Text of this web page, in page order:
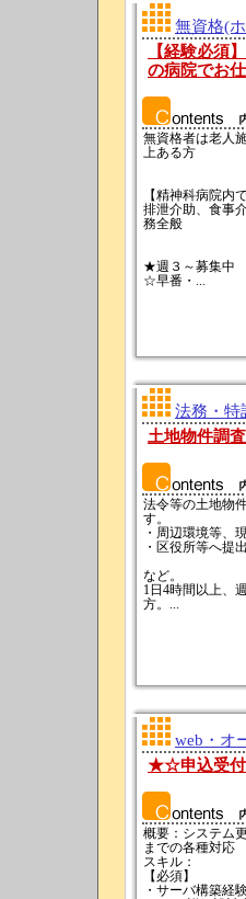
無資格(
【経験必須
の病院でお
無資格者は老人
上ある方
【精神科病院内
排泄介助、食事
務全般
★週３～募集中
☆早番・...
法務・特
土地物件調査
法令等の土地物
す。
・周辺環境等、
・区役所等へ提
など。
1日4時間以上、
方。...
web・オ
★☆申込受
概要：システム
までの各種対応
スキル：
【必須】
・サーバ構築経